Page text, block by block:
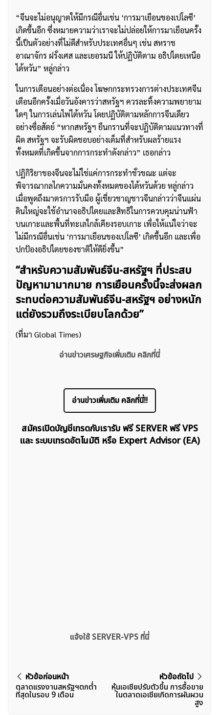
“จีนจะไม่อนุญาตให้มีกรณีอื่นเช่น ‘การมาเยือนของเปโลซี’
เกิดขึ้นอีก ซึ่งหมายความว่าเราจะไม่ปล่อยให้การมาเยือนครั้ง
นี้เป็นตัวอย่างที่ไม่ดีสำหรับประเทศอื่นๆ เช่น สหราช
อาณาจักร ฝรั่งเศส และเยอรมนี ให้ปฏิบัติตาม อธิปไตยเหนือ
ไต้หวัน” หลู่กล่าว
ในการเตือนอย่างต่อเนื่อง โฆษกกระทรวงการต่างประเทศจีน
เตือนอีกครั้งเมื่อวันอังคารว่าสหรัฐฯ ควรละทิ้งความพยายาม
ใดๆ ในการเล่นไพ่ไต้หวัน โดยปฏิบัติตามหลักการจีนเดียว
อย่างซื่อสัตย์ “หากสหรัฐฯ ยืนกรานที่จะปฏิบัติตามแนวทางที่
ผิด สหรัฐฯ จะรับผิดชอบอย่างเต็มที่สำหรับผลร้ายแรง
ทั้งหมดที่เกิดขึ้นจากการกระทำดังกล่าว” เธอกล่าว
ปฏิกิริยาของจีนจะไม่ใช่แค่การกระทำชั่วขณะ แต่จะ
พิจารณากลไกความมั่นคงทั้งหมดของไต้หวันด้วย หลู่กล่าว
เมื่อพูดถึงมาตรการรับมือ ผู้เชี่ยวชาญชาวจีนกล่าวว่าจีนแผ่น
ดินใหญ่จะใช้อำนาจอธิปไตยและสิทธิในการควบคุมน่านฟ้า
บนเกาะและพื้นที่ทะเลใกล้เคียงรอบเกาะ เพื่อให้แน่ใจว่าจะ
ไม่มีกรณีอื่นเช่น ‘การมาเยือนของเปโลซี’ เกิดขึ้นอีก และเพื่อ
ปกป้องอธิปไตยของชาติให้ดียิ่งขึ้น”
“สำหรับความสัมพันธ์จีน-สหรัฐฯ ที่ประสบ
ปัญหามามากมาย การเยือนครั้งนี้จะส่งผลก
ระทบต่อความสัมพันธ์จีน-สหรัฐฯ อย่างหนัก
แต่ยังรวมถึงระเบียบโลกด้วย”
(ที่มา Global Times)
อ่านข่าวเศรษฐกิจเพิ่มเติม คลิกที่นี่
อ่านข่าวเพิ่มเติม คลิกที่นี่!!
สมัครเปิดบัญชีเทรดกับเรารับ ฟรี SERVER ฟรี VPS
และ ระบบเทรดอัตโนมัติ หรือ Expert Advisor (EA)
แจ้งใช้ SERVER-VPS ที่นี่
แนะแนว
เรื่อง
หัวข้อก่อนหน้า
ตลาดเเรงงานสหรัฐฯตกต่ำ
ที่สุดในรอบ 9 เดือน
หัวข้อถัดไป
หุ้นเอเชียปรับตัวขึ้น การซื้อขาย
ในตลาดเอเชียเกิดการผันผวน
สูง